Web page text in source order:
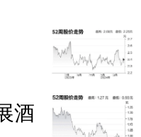
酒